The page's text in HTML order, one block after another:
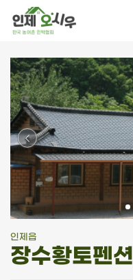
인제읍
장수황토펜션